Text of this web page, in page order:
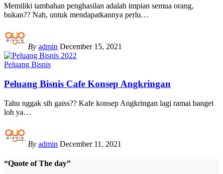
Memiliki tambahan penghasilan adalah impian semua orang,
bukan?? Nah, untuk mendapatkannya perlu…
By admin December 15, 2021
Peluang Bisnis
Peluang Bisnis Cafe Konsep Angkringan
Tahu nggak sih gaiss?? Kafe konsep Angkringan lagi ramai banget
loh ya…
By admin December 11, 2021
“Quote of The day”